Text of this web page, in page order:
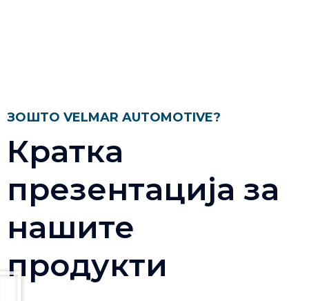
ЗОШТО VELMAR AUTOMOTIVE?
Кратка
презентација за
нашите
продукти